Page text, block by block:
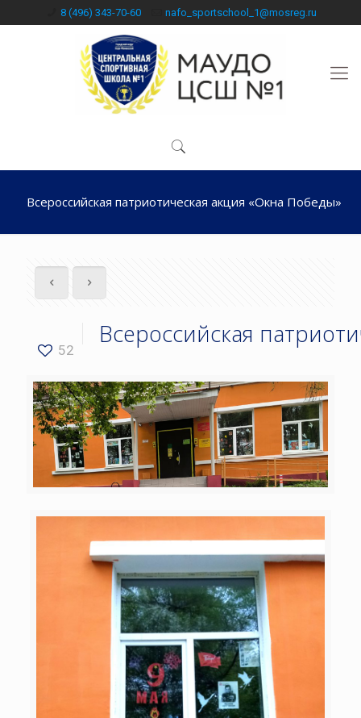
8 (496) 343-70-60 nafo_sportschool_1@mosreg.ru
Всероссийская патриотическая акция «Окна Победы»
52
Всероссийская